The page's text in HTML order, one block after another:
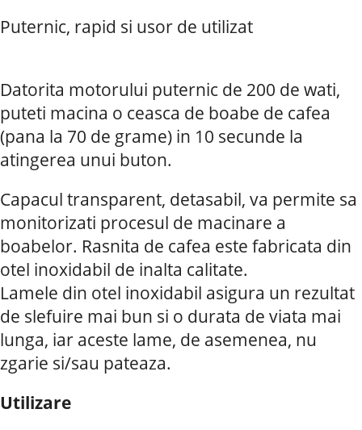
Puternic, rapid si usor de utilizat
Datorita motorului puternic de 200 de wati,
puteti macina o ceasca de boabe de cafea
(pana la 70 de grame) in 10 secunde la
atingerea unui buton.
Capacul transparent, detasabil, va permite sa
monitorizati procesul de macinare a
boabelor. Rasnita de cafea este fabricata din
otel inoxidabil de inalta calitate.
Lamele din otel inoxidabil asigura un rezultat
de slefuire mai bun si o durata de viata mai
lunga, iar aceste lame, de asemenea, nu
zgarie si/sau pateaza.
Utilizare